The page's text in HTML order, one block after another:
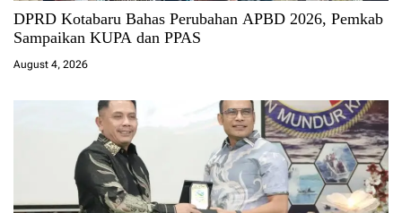
DPRD Kotabaru Bahas Perubahan APBD 2026, Pemkab
Sampaikan KUPA dan PPAS
August 4, 2026